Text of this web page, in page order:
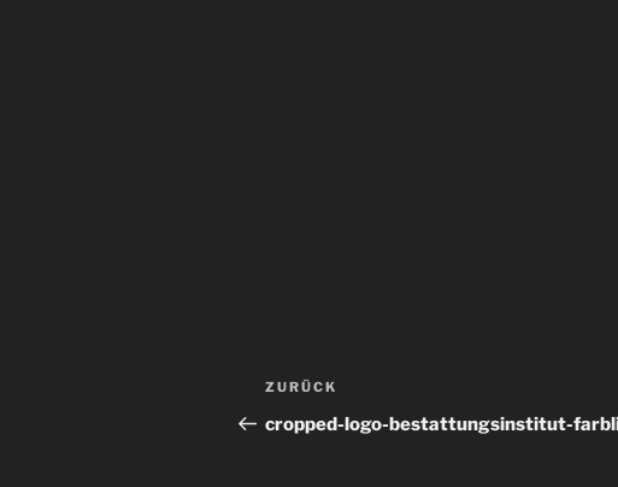
Beitragsnavigation
Vorheriger
Beitrag
ZURÜCK
cropped-logo-bestattungsinstitut-